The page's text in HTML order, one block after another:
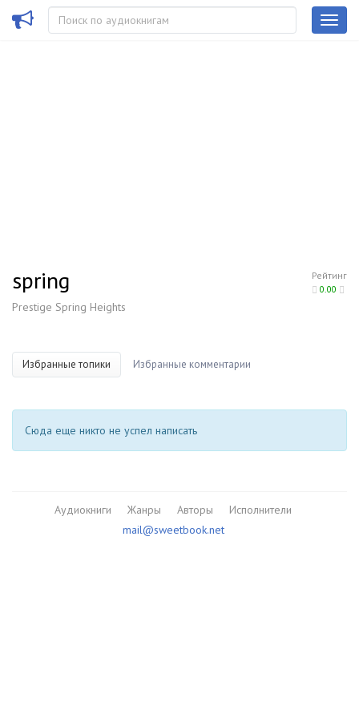
Рейтинг
0.00
spring
Prestige Spring Heights
Избранные топики Избранные комментарии
Сюда еще никто не успел написать
Аудиокниги Жанры Авторы
Исполнители
mail@sweetbook.net